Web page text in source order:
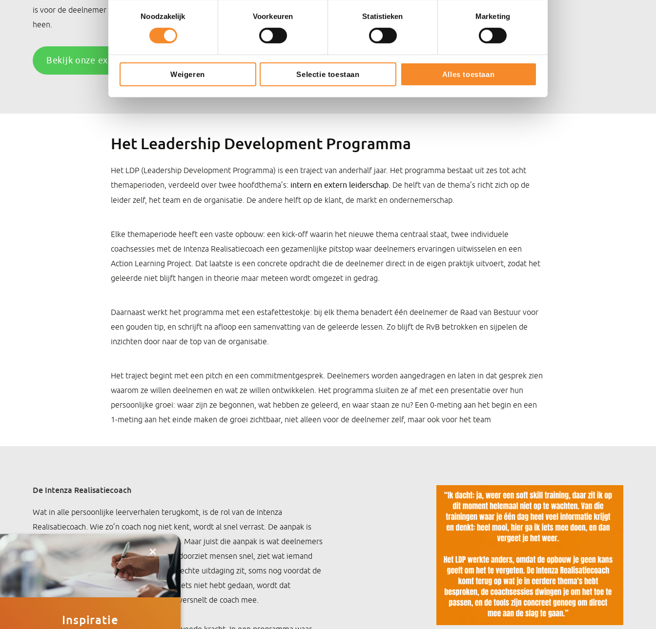
Noodzakelijk
Voorkeuren Statistieken Marketing
Weigeren Selectie toestaan Alles toestaan
is voor de deelnemer zelf, voor de leidinggevende én voor de teamleden om hen
heen.
Bekijk onze expertise
Het Leadership Development Programma
Het LDP (Leadership Development Programma) is een traject van anderhalf jaar. Het programma bestaat uit zes tot acht
themaperioden, verdeeld over twee hoofdthema’s: intern en extern leiderschap . De helft van de thema’s richt zich op de
leider zelf, het team en de organisatie. De andere helft op de klant, de markt en ondernemerschap.
Elke themaperiode heeft een vaste opbouw: een kick-off waarin het nieuwe thema centraal staat, twee individuele
coachsessies met de Intenza Realisatiecoach een gezamenlijke pitstop waar deelnemers ervaringen uitwisselen en een
Action Learning Project. Dat laatste is een concrete opdracht die de deelnemer direct in de eigen praktijk uitvoert, zodat het
geleerde niet blijft hangen in theorie maar meteen wordt omgezet in gedrag.
Daarnaast werkt het programma met een estafettestokje: bij elk thema benadert één deelnemer de Raad van Bestuur voor
een gouden tip, en schrijft na afloop een samenvatting van de geleerde lessen. Zo blijft de RvB betrokken en sijpelen de
inzichten door naar de top van de organisatie.
Het traject begint met een pitch en een commitmentgesprek. Deelnemers worden aangedragen en laten in dat gesprek zien
waarom ze willen deelnemen en wat ze willen ontwikkelen. Het programma sluiten ze af met een presentatie over hun
persoonlijke groei: waar zijn ze begonnen, wat hebben ze geleerd, en waar staan ze nu? Een 0-meting aan het begin en een
1-meting aan het einde maken de groei zichtbaar, niet alleen voor de deelnemer zelf, maar ook voor het team
De Intenza Realisatiecoach
Wat in alle persoonlijke leerverhalen terugkomt, is de rol van de Intenza
Realisatiecoach. Wie zo’n coach nog niet kent, wordt al snel verrast. De aanpak is
direct, confronterend en zonder omwegen. Maar juist die aanpak is wat deelnemers
na afloop het meest waarderen. De coach doorziet mensen snel, ziet wat iemand
drijft, waar iemand op aangaat en waar de echte uitdaging zit, soms nog voordat de
deelnemer dat zelf heeft benoemd. Als je iets niet hebt gedaan, wordt dat
benoemd. Als je ergens doorheen breekt, versnelt de coach mee.
×
Inspiratie